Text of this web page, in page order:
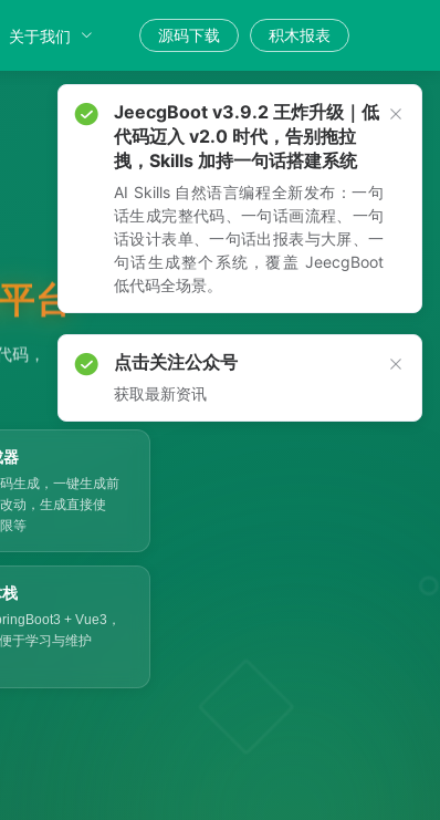
关于我们 源码下载 积木报表
台
码，
器
生成，一键生成前
动，生成直接使
等
+ Vue3，
于学习与维护
JeecgBoot v3.9.2 王炸升级｜低
代码迈入 v2.0 时代，告别拖拉
拽，Skills 加持一句话搭建系统
AI Skills 自然语言编程全新发布：一句
话生成完整代码、一句话画流程、一句
话设计表单、一句话出报表与大屏、一
句话生成整个系统，覆盖 JeecgBoot
低代码全场景。
点击关注公众号
获取最新资讯